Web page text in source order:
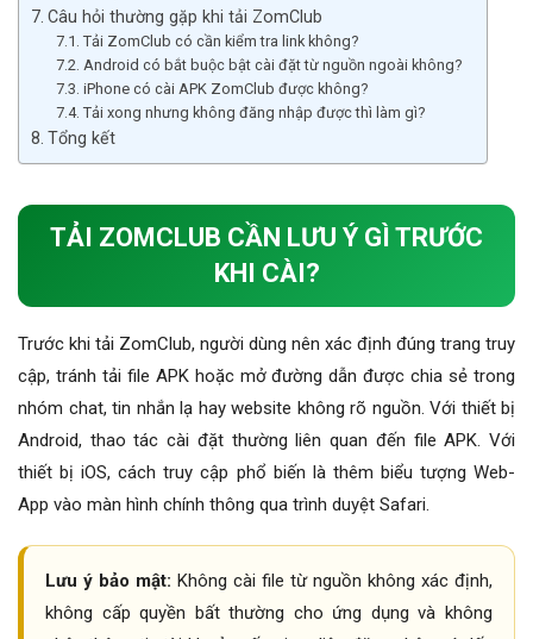
Câu hỏi thường gặp khi tải ZomClub
Tải ZomClub có cần kiểm tra link không?
Android có bắt buộc bật cài đặt từ nguồn ngoài không?
iPhone có cài APK ZomClub được không?
Tải xong nhưng không đăng nhập được thì làm gì?
Tổng kết
TẢI ZOMCLUB CẦN LƯU Ý GÌ TRƯỚC
KHI CÀI?
Trước khi tải ZomClub, người dùng nên xác định đúng trang truy
cập, tránh tải file APK hoặc mở đường dẫn được chia sẻ trong
nhóm chat, tin nhắn lạ hay website không rõ nguồn. Với thiết bị
Android, thao tác cài đặt thường liên quan đến file APK. Với
thiết bị iOS, cách truy cập phổ biến là thêm biểu tượng Web-
App vào màn hình chính thông qua trình duyệt Safari.
Lưu ý bảo mật: Không cài file từ nguồn không xác định,
không cấp quyền bất thường cho ứng dụng và không